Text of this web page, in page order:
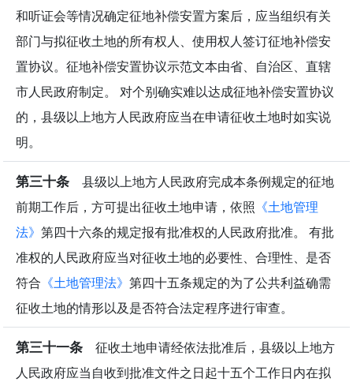
和听证会等情况确定征地补偿安置方案后，应当组织有关
部门与拟征收土地的所有权人、使用权人签订征地补偿安
置协议。征地补偿安置协议示范文本由省、自治区、直辖
市人民政府制定。 对个别确实难以达成征地补偿安置协议
的，县级以上地方人民政府应当在申请征收土地时如实说
明。
第三十条 县级以上地方人民政府完成本条例规定的征地
前期工作后，方可提出征收土地申请，依照 《土地管理
法》 第四十六条的规定报有批准权的人民政府批准。 有批
准权的人民政府应当对征收土地的必要性、合理性、是否
符合 《土地管理法》 第四十五条规定的为了公共利益确需
征收土地的情形以及是否符合法定程序进行审查。
第三十一条 征收土地申请经依法批准后，县级以上地方
人民政府应当自收到批准文件之日起十五个工作日内在拟